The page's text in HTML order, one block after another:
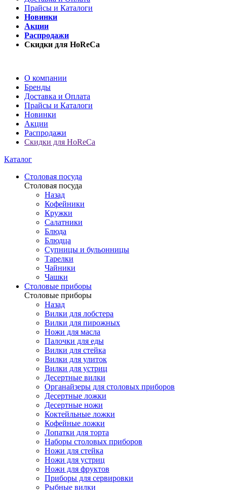
Прайсы и Каталоги
Новинки
Акции
Распродажи
Скидки для HoReCa
О компании
Бренды
Доставка и Оплата
Прайсы и Каталоги
Новинки
Акции
Распродажи
Скидки для HoReCa
Каталог
Столовая посуда
Столовая посуда
Назад
Кофейники
Кружки
Салатники
Блюда
Блюдца
Супницы и бульонницы
Тарелки
Чайники
Чашки
Cтоловые приборы
Cтоловые приборы
Назад
Вилки для лобстера
Вилки для пирожных
Ножи для масла
Палочки для еды
Вилки для стейка
Вилки для улиток
Вилки для устриц
Десертные вилки
Органайзеры для столовых приборов
Десертные ложки
Десертные ножи
Коктейльные ложки
Кофейные ложки
Лопатки для торта
Наборы столовых приборов
Ножи для стейка
Ножи для устриц
Ножи для фруктов
Приборы для сервировки
Рыбные вилки